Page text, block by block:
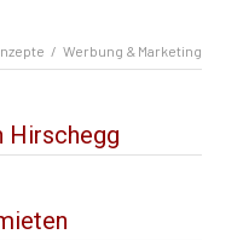
/ Werbung & Marketing
Hirschegg